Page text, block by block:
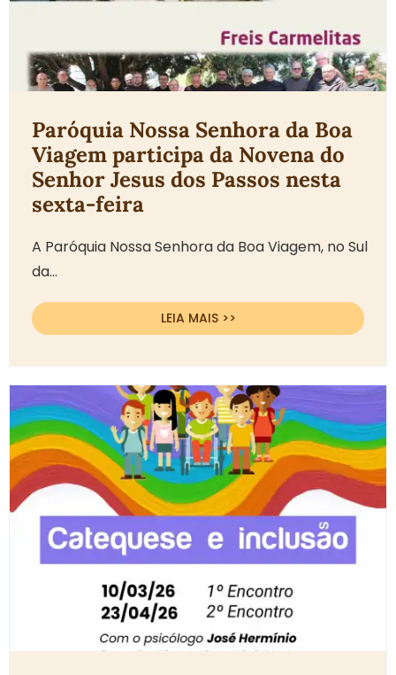
Paróquia Nossa Senhora da Boa
Viagem participa da Novena do
Senhor Jesus dos Passos nesta
sexta-feira
A Paróquia Nossa Senhora da Boa Viagem, no Sul
da...
LEIA MAIS >>